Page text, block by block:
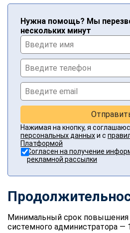
Нужна помощь? Мы
нескольких минут
Нажимая на кнопку, я
персональных данныхи с
Платформой
Согласен на получение
рекламной рассылки
Минимальный срок повышения
системного администратора —